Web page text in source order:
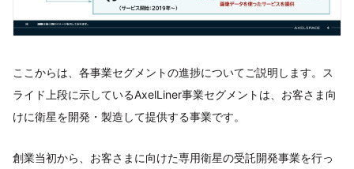
ここからは、各事業セグメントの進捗についてご説明します。ス
ライド上段に示しているAxelLiner事業セグメントは、お客さま向
けに衛星を開発・製造して提供する事業です。
創業当初から、お客さまに向けた専用衛星の受託開発事業を行っ